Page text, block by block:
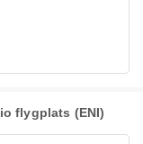
flygplats (ENI)